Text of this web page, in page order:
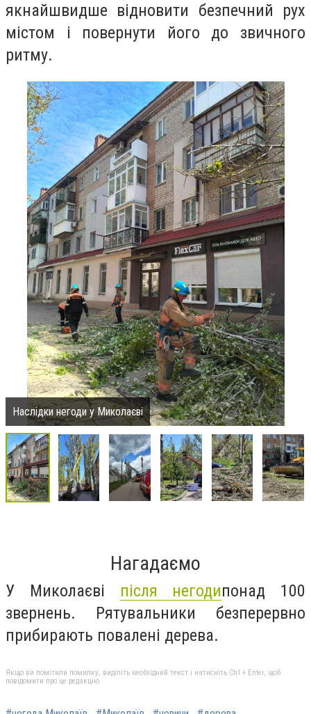
якнайшвидше відновити безпечний рух
містом і повернути його до звичного
ритму.
Наслідки негоди у Миколаєві
Нагадаємо
У Миколаєві після негодипонад 100
звернень. Рятувальники безперервно
прибирають повалені дерева.
Якщо ви помітили помилку, виділіть необхідний текст і натисніть Ctrl + Enter, щоб
повідомити про це редакцію